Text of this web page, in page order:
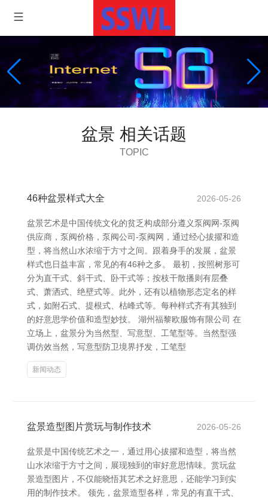
盆景 相关话题
TOPIC
46种盆景样式大全 2026-05-26
盆景艺术是中国传统文化的贫乏构成部分遵义泵阀网-泵阀
供应商，泵阀价格，泵阀公司-泵阀网，通过经心拔擢和造
型，将当然山水浓缩于方寸之间。跟着身手的发展，盆景
样式也日益丰富，常见的有46种之多。 最初，按照树形可
分为直干式、斜干式、卧干式等；按枝干散播则有层叠
式、萧洒式、绝壁式等。此外，还有以植物形态定名的样
式，如附石式、提根式、枯峰式等。每种样式齐有其独到
的好意思学价值和造型妙技。 湖州福黎欧服饰有限公司 在
立场上，盆景分为当然型、写意型、工笔型等。当然型强
调仿效当然，写意型防卫境界抒发，工笔型
新闻动态
盆景造型图片赏玩与制作技术 2026-05-26
盆景是中国传统艺术之一，通过用心拔擢和造型，将当然
山水浓缩于方寸之间，展现独到的审好意思情味。赏玩盆
景造型图片，不仅能晓悟其艺术之好意思，还能学习到实
用的制作技术。 领先，盆景造型各样，常见的有直干式、